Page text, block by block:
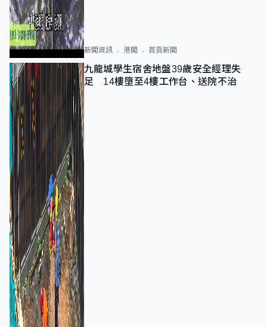
新聞資訊 港聞 首頁新聞
九龍城學生宿舍地盤39歲安全經理失
足 14樓墮至4樓工作台、送院不治